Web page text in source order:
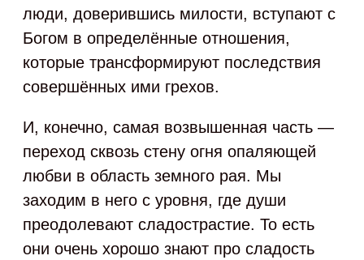
люди, доверившись милости, вступают с
Богом в определённые отношения,
которые трансформируют последствия
совершённых ими грехов.
И, конечно, самая возвышенная часть —
переход сквозь стену огня опаляющей
любви в область земного рая. Мы
заходим в него с уровня, где души
преодолевают сладострастие. То есть
они очень хорошо знают про сладость